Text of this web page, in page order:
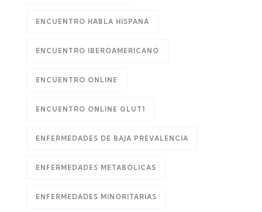
ENCUENTRO HABLA HISPANA
ENCUENTRO IBEROAMERICANO
ENCUENTRO ONLINE
ENCUENTRO ONLINE GLUT1
ENFERMEDADES DE BAJA PREVALENCIA
ENFERMEDADES METABÓLICAS
ENFERMEDADES MINORITARIAS